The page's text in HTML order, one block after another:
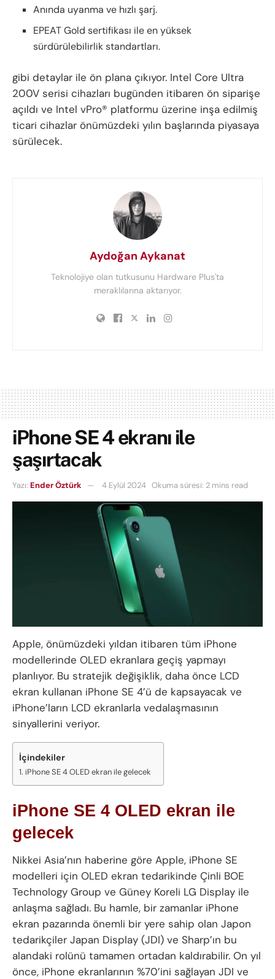
Anında uyanma ve hızlı şarj.
EPEAT Gold sertifikası ile en yüksek
sürdürülebilirlik standartları.
gibi detaylar ile ön plana çıkıyor. Intel Core Ultra
200V serisi cihazları bugünden itibaren ön siparişe
açıldı ve Intel vPro® platformu üzerine inşa edilmiş
ticari cihazlar önümüzdeki yılın başlarında piyasaya
sürülecek.
Aydoğan Aykanat
Teknolojiye olan tutkusunu Hardware Plus'ta
meraklılarına aktarıyor.
iPhone SE 4 ekranı ile
şaşırtacak
Yazı: Ender Öztürk 4 Eylül 2024 Okuma süresi: 2 mins read
Apple, önümüzdeki yıldan itibaren tüm iPhone
modellerinde OLED ekranlara geçiş yapmayı
planlıyor. Bu stratejik değişiklik, daha önce LCD
ekran kullanan iPhone SE 4’ü de kapsayacak ve
iPhone’ların LCD ekranlarla vedalaşmasının
sinyallerini veriyor.
İçindekiler
iPhone SE 4 OLED ekran ile gelecek
iPhone SE 4 OLED ekran ile
gelecek
Nikkei Asia’nın haberine göre Apple, iPhone SE
modelleri için OLED ekran tedarikinde Çinli BOE
Technology Group ve Güney Koreli LG Display ile
anlaşma sağladı. Bu hamle, bir zamanlar iPhone
ekran pazarında önemli bir yere sahip olan Japon
tedarikçiler Japan Display (JDI) ve Sharp’ın bu
alandaki rolünü tamamen ortadan kaldırabilir. On yıl
önce, iPhone ekranlarının %70’ini sağlayan JDI ve